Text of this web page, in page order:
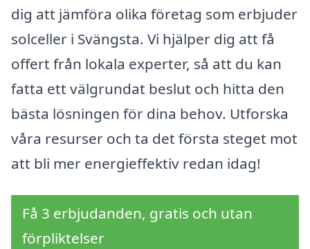
dig att jämföra olika företag som erbjuder
solceller i Svängsta. Vi hjälper dig att få
offert från lokala experter, så att du kan
fatta ett välgrundat beslut och hitta den
bästa lösningen för dina behov. Utforska
våra resurser och ta det första steget mot
att bli mer energieffektiv redan idag!
Få 3 erbjudanden, gratis och utan
förpliktelser